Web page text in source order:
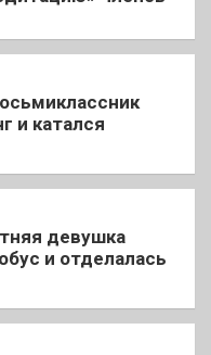
и катался
девушка
и отделалась